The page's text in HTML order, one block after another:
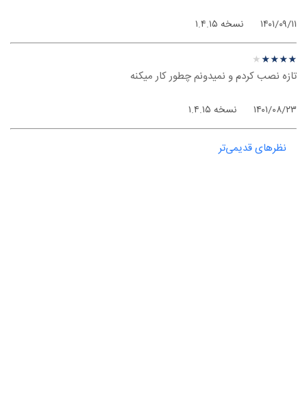
۱۴۰۱/۰۹/۱۱ نسخه ۱.۴.۱۵
نظر درباره ‫Briar - اندروید
★★★★★
★
★
★
★
★
تازه نصب کردم و نمیدونم چطور کار میکنه
۱۴۰۱/۰۸/۲۳ نسخه ۱.۴.۱۵
نظرهای قدیمی‌تر